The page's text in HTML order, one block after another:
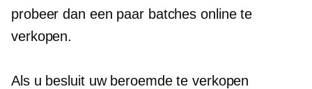
probeer dan een paar batches online te
verkopen.
Als u besluit uw beroemde te verkopen